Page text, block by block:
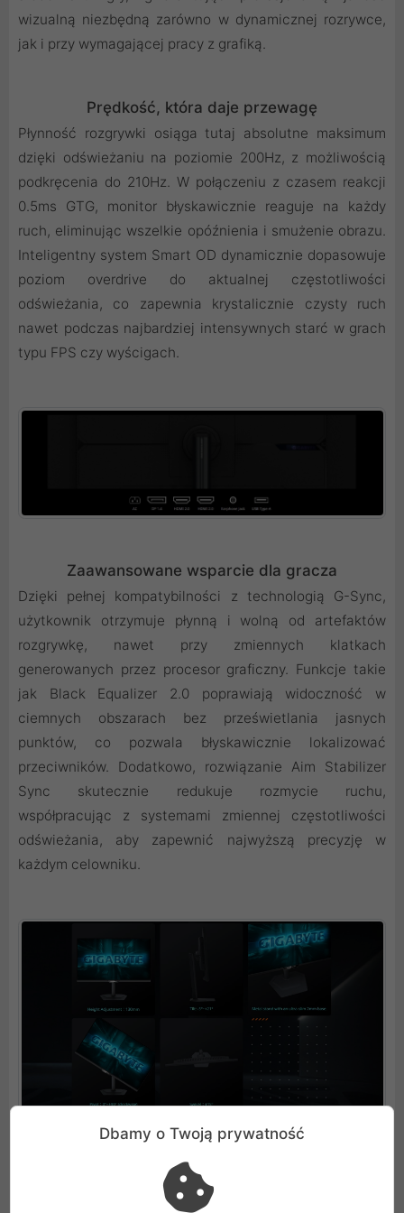
wizualną niezbędną zarówno w dynamicznej rozrywce,
jak i przy wymagającej pracy z grafiką.
Prędkość, która daje przewagę
Płynność rozgrywki osiąga tutaj absolutne maksimum
dzięki odświeżaniu na poziomie 200Hz, z możliwością
podkręcenia do 210Hz. W połączeniu z czasem reakcji
0.5ms GTG, monitor błyskawicznie reaguje na każdy
ruch, eliminując wszelkie opóźnienia i smużenie obrazu.
Inteligentny system Smart OD dynamicznie dopasowuje
poziom overdrive do aktualnej częstotliwości
odświeżania, co zapewnia krystalicznie czysty ruch
nawet podczas najbardziej intensywnych starć w grach
typu FPS czy wyścigach.
Zaawansowane wsparcie dla gracza
Dzięki pełnej kompatybilności z technologią G-Sync,
użytkownik otrzymuje płynną i wolną od artefaktów
rozgrywkę, nawet przy zmiennych klatkach
generowanych przez procesor graficzny. Funkcje takie
jak Black Equalizer 2.0 poprawiają widoczność w
ciemnych obszarach bez prześwietlania jasnych
punktów, co pozwala błyskawicznie lokalizować
przeciwników. Dodatkowo, rozwiązanie Aim Stabilizer
Sync skutecznie redukuje rozmycie ruchu,
współpracując z systemami zmiennej częstotliwości
odświeżania, aby zapewnić najwyższą precyzję w
każdym celowniku.
Ergonomia i dbałość o detale
Projektanci urządzenia położyli ogromny nacisk na
Dbamy o Twoją prywatność